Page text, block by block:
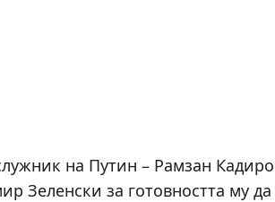
на Путин – Рамзан
Зеленски за готовността му